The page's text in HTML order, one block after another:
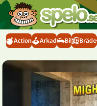
Action Arkad Bil Bräde